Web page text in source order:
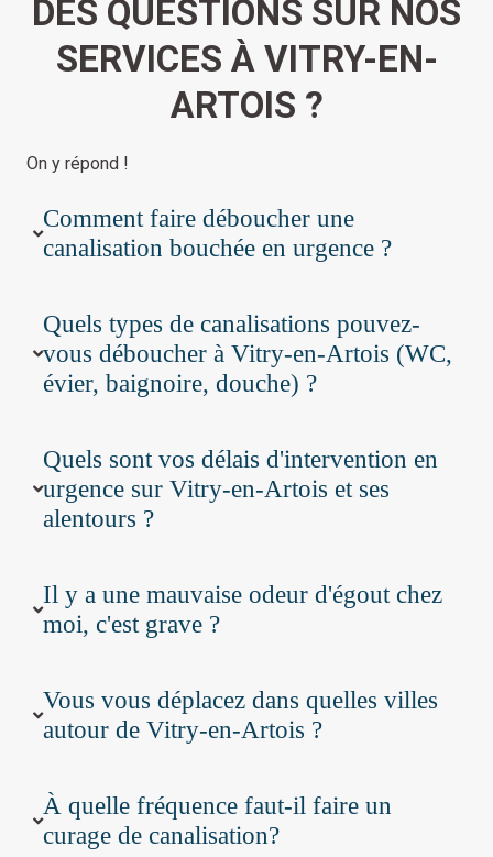
DES QUESTIONS SUR NOS
SERVICES À VITRY-EN-
ARTOIS ?
On y répond !
Comment faire déboucher une
canalisation bouchée en urgence ?
Quels types de canalisations pouvez-
vous déboucher à Vitry-en-Artois (WC,
évier, baignoire, douche) ?
Quels sont vos délais d'intervention en
urgence sur Vitry-en-Artois et ses
alentours ?
Il y a une mauvaise odeur d'égout chez
moi, c'est grave ?
Vous vous déplacez dans quelles villes
autour de Vitry-en-Artois ?
À quelle fréquence faut-il faire un
curage de canalisation?